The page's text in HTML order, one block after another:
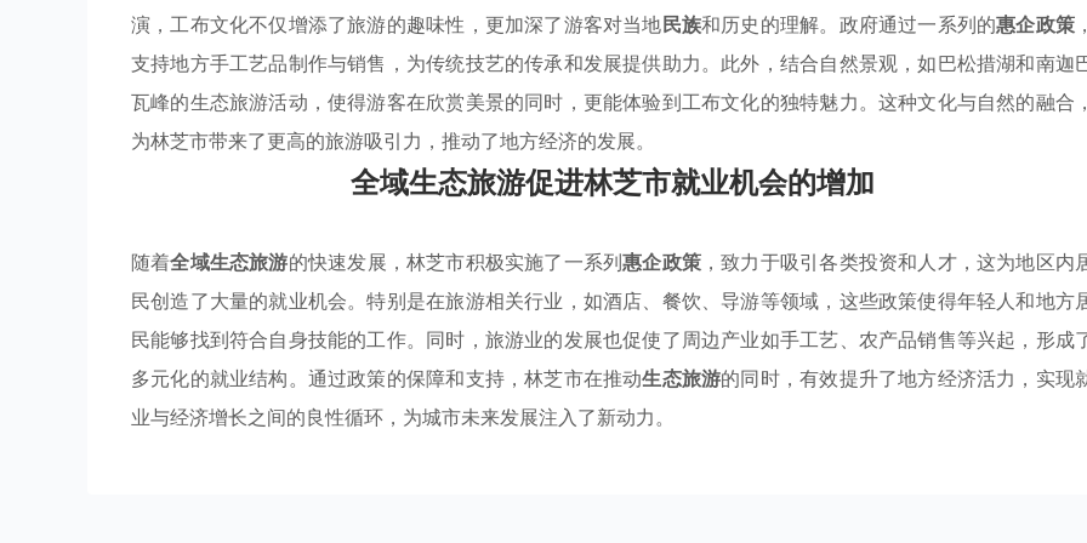
演，工布文化不仅增添了旅游的趣味性，更加深了游客对当地民族和历史的理解。政府通过一系列的惠企政策 ，
支持地方手工艺品制作与销售，为传统技艺的传承和发展提供助力。此外，结合自然景观，如巴松措湖和南迦
瓦峰的生态旅游活动，使得游客在欣赏美景的同时，更能体验到工布文化的独特魅力。这种文化与自然的融合，
为林芝市带来了更高的旅游吸引力，推动了地方经济的发展。
全域生态旅游促进林芝市就业机会的增加
随着全域生态旅游的快速发展，林芝市积极实施了一系列惠企政策 ，致力于吸引各类投资和人才，这为地区内
民创造了大量的就业机会。特别是在旅游相关行业，如酒店、餐饮、导游等领域，这些政策使得年轻人和地方
民能够找到符合自身技能的工作。同时，旅游业的发展也促使了周边产业如手工艺、农产品销售等兴起，形成
多元化的就业结构。通过政策的保障和支持，林芝市在推动生态旅游的同时，有效提升了地方经济活力，实现
业与经济增长之间的良性循环，为城市未来发展注入了新动力。